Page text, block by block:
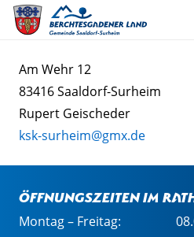
Am Wehr 12
83416 Saaldorf-Surheim
Rupert Geischeder
ksk-surheim@gmx.de
Öffnungszeiten im
Montag – Freitag: